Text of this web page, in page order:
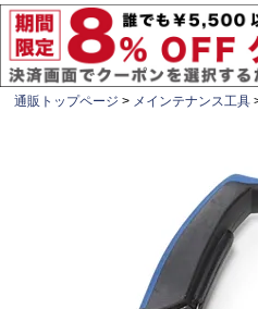
通販トップページ メインテナンス工具